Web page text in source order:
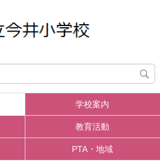
学校案内
教育活動
PTA・地域